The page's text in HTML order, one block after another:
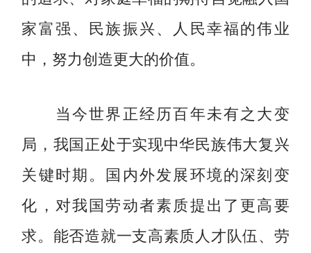
家富强、民族振兴、人民幸福的伟业
中，努力创造更大的价值。
当今世界正经历百年未有之大变
局，我国正处于实现中华民族伟大复兴
关键时期。国内外发展环境的深刻变
化，对我国劳动者素质提出了更高要
求。能否造就一支高素质人才队伍、劳